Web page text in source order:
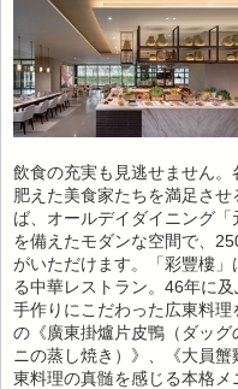
飲食の充実も見逃せません
肥えた美食家たちを満足さ
ば、オールデイダイニング
を備えたモダンな空間で、
がいただけます。「彩豐樓
る中華レストラン。46年に
手作りにこだわった広東料
の《廣東掛爐片皮鴨（ダッ
ニの蒸し焼き）》、《大員
東料理の真髄を感じる本格